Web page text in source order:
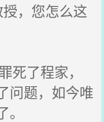
，您怎么这
了程家，
问题，如今唯